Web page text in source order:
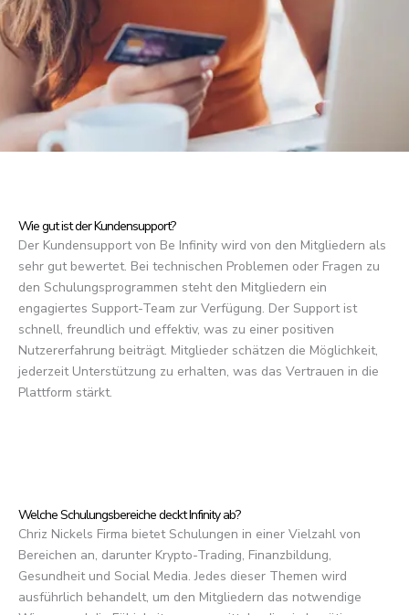
Wie gut ist der Kundensupport?
Der Kundensupport von Be Infinity wird von den Mitgliedern als
sehr gut bewertet. Bei technischen Problemen oder Fragen zu
den Schulungsprogrammen steht den Mitgliedern ein
engagiertes Support-Team zur Verfügung. Der Support ist
schnell, freundlich und effektiv, was zu einer positiven
Nutzererfahrung beiträgt. Mitglieder schätzen die Möglichkeit,
jederzeit Unterstützung zu erhalten, was das Vertrauen in die
Plattform stärkt.
Welche Schulungsbereiche deckt Infinity ab?
Chriz Nickels Firma bietet Schulungen in einer Vielzahl von
Bereichen an, darunter Krypto-Trading, Finanzbildung,
Gesundheit und Social Media. Jedes dieser Themen wird
ausführlich behandelt, um den Mitgliedern das notwendige